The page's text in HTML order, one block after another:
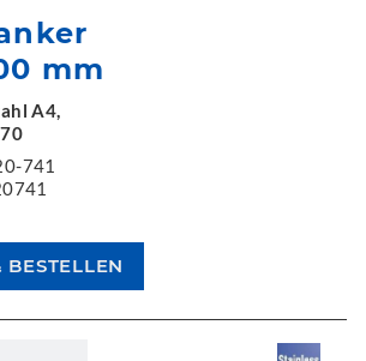
mm
A4,
741